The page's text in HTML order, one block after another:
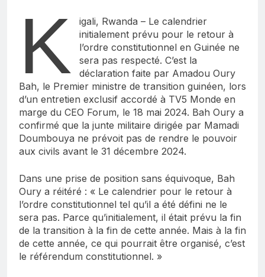
K
igali, Rwanda – Le calendrier
initialement prévu pour le retour à
l’ordre constitutionnel en Guinée ne
sera pas respecté. C’est la
déclaration faite par Amadou Oury
Bah, le Premier ministre de transition guinéen, lors
d’un entretien exclusif accordé à TV5 Monde en
marge du CEO Forum, le 18 mai 2024. Bah Oury a
confirmé que la junte militaire dirigée par Mamadi
Doumbouya ne prévoit pas de rendre le pouvoir
aux civils avant le 31 décembre 2024.
Dans une prise de position sans équivoque, Bah
Oury a réitéré : « Le calendrier pour le retour à
l’ordre constitutionnel tel qu’il a été défini ne le
sera pas. Parce qu’initialement, il était prévu la fin
de la transition à la fin de cette année. Mais à la fin
de cette année, ce qui pourrait être organisé, c’est
le référendum constitutionnel. »